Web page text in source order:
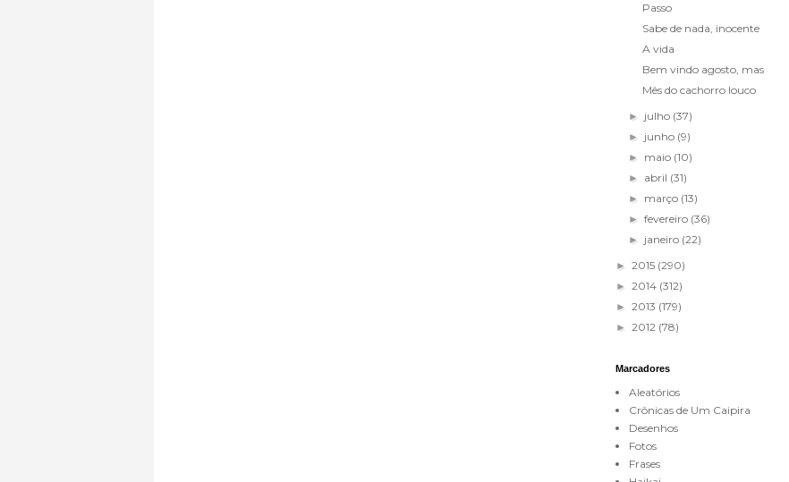
Passo
Sabe de nada, inocente
A vida
Bem vindo agosto, mas
Mês do cachorro louco
► julho (37)
► junho (9)
► maio (10)
► abril (31)
► março (13)
►fevereiro (36)
► janeiro (22)
► 2015 (290)
► 2014 (312)
► 2013 (179)
► 2012 (78)
Marcadores
Aleatórios
Crônicas de Um Caipira
Desenhos
Fotos
Frases